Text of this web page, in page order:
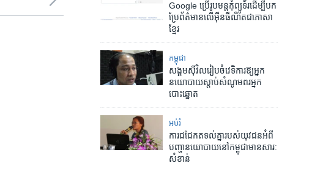
Google ប្រើ​រូបមន្ត​កុំព្យូទ័រ​ដើម្បី​បក
ប្រែ​ព័ត៌មាន​លើ​អ៊ីនធឺណិត​ជា​ភាសា​
ខ្មែរ
កម្ពុជា
សង្គម​ស៊ីវិល​រៀបចំ​វេទិការ​ឱ្យ​អ្នក​
នយោបាយ​ស្តាប់​សំណូម​ពរ​អ្នក​
បោះឆ្នោត
អប់រំ
ការ​​ជជែក​​តទល់​​គ្នា​​របស់​​យុវជន​​អំពី​​
បញ្ហា​​នយោបាយ​​នៅ​​កម្ពុជា​​មាន​​សារៈ​
សំខាន់